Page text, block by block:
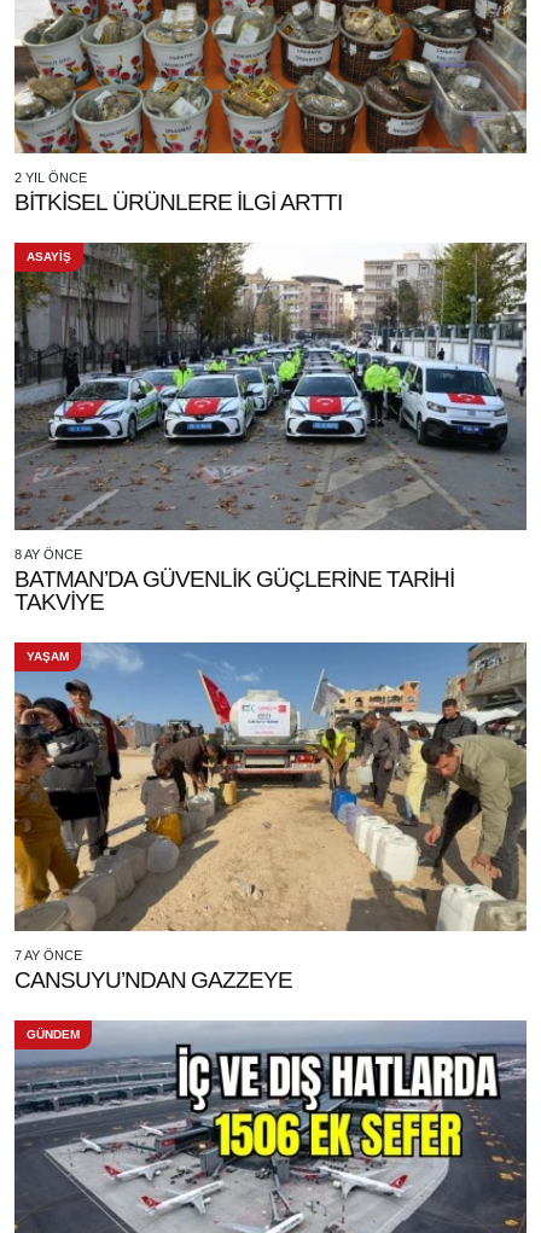
2 YIL ÖNCE
BİTKİSEL ÜRÜNLERE İLGİ ARTTI
ASAYİŞ
8 AY ÖNCE
BATMAN’DA GÜVENLİK GÜÇLERİNE TARİHİ
TAKVİYE
YAŞAM
7 AY ÖNCE
CANSUYU’NDAN GAZZEYE
GÜNDEM